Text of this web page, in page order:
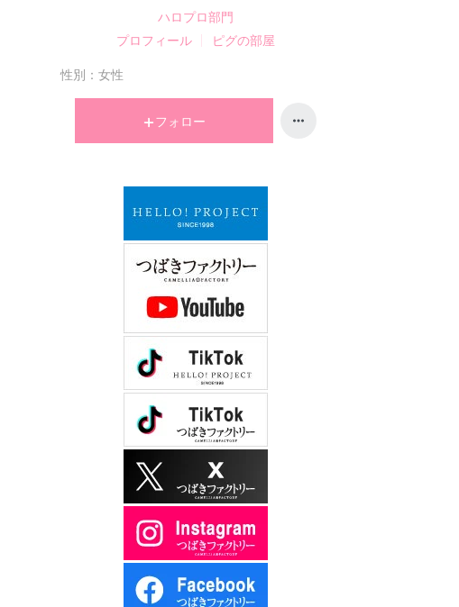
ハロプロ部門
プロフィール
ピグの部屋
性別： 女性
フォロー